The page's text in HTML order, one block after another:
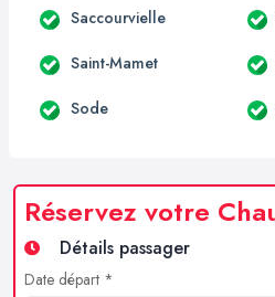
Saccourvielle
Saint-Mamet
Sode
Réservez votre
Détails passager
Date départ *